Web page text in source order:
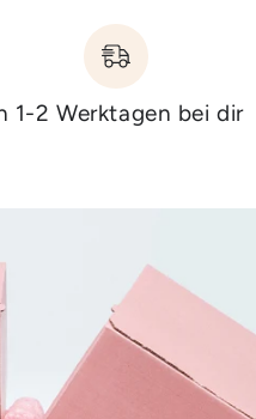
1-2 Werktagen bei dir